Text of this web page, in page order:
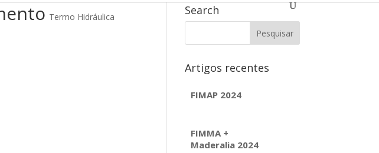
Termo Hidráulica Search
Artigos recentes
FIMAP 2024
FIMMA +
Maderalia 2024